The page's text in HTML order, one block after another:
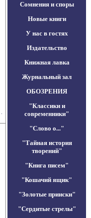
Сомнения и споры
Новые книги
У нас в гостях
Издательство
Книжная лавка
Журнальный зал
ОБОЗРЕНИЯ
"Классики и
современники"
"Слово о..."
"Тайная история
творений"
"Книга писем"
"Кошачий ящик"
"Золотые прииски"
"Сердитые стрелы"